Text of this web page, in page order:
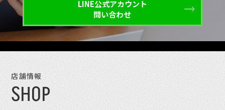
LINE公式アカウント
問い合わせ
店舗情報
SHOP